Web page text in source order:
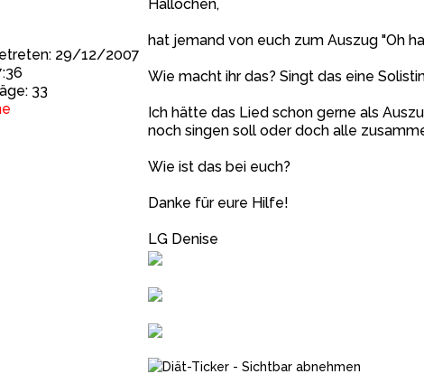
29/12/2007
33
Hallöchen,
hat jemand von euch zum Auszug "Oh
Wie macht ihr das? Singt das eine
Ich hätte das Lied schon gerne als
noch singen soll oder doch alle
Wie ist das bei euch?
Danke für eure Hilfe!
LG Denise